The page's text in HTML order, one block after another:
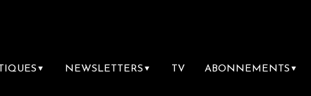
▼ NEWSLETTERS ▼ TV ABONNEMENTS ▼